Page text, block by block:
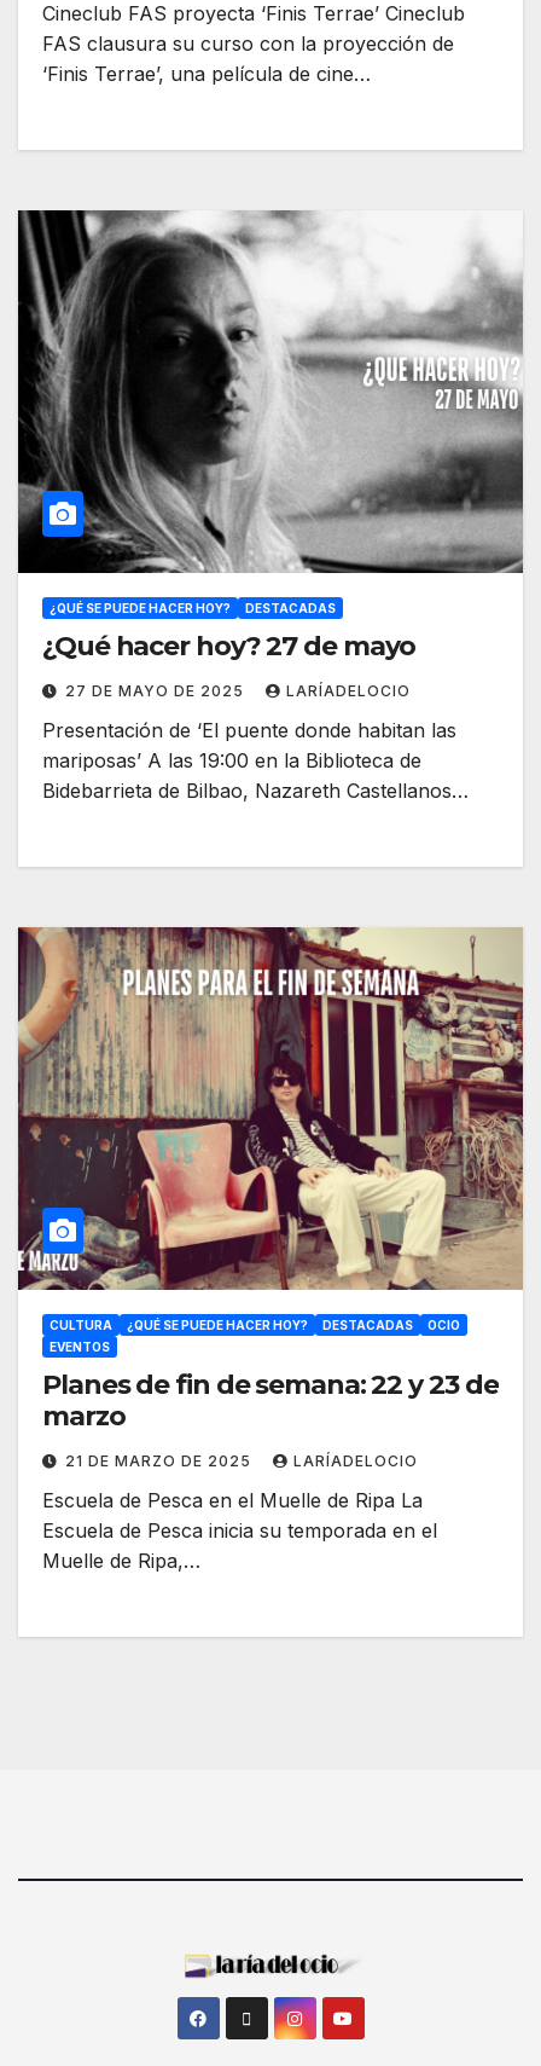
Cineclub FAS proyecta ‘Finis Terrae’ Cineclub
FAS clausura su curso con la proyección de
‘Finis Terrae’, una película de cine…
¿QUÉ SE PUEDE HACER HOY? DESTACADAS
¿Qué hacer hoy? 27 de mayo
27 DE MAYO DE 2025 LARÍADELOCIO
Presentación de ‘El puente donde habitan las
mariposas’ A las 19:00 en la Biblioteca de
Bidebarrieta de Bilbao, Nazareth Castellanos…
CULTURA ¿QUÉ SE PUEDE HACER HOY? DESTACADAS
OCIO
EVENTOS
Planes de fin de semana: 22 y 23 de
marzo
21 DE MARZO DE 2025 LARÍADELOCIO
Escuela de Pesca en el Muelle de Ripa La
Escuela de Pesca inicia su temporada en el
Muelle de Ripa,…